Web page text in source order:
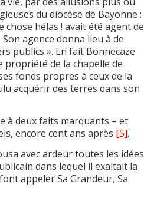
du diocèse de Bayonne :
chose hélas ! avait été agent de
agence donna lieu à de
publics ». En fait Bonnecaze
de la chapelle de
fonds propres à ceux de la
acquérir des terres dans son
à deux faits marquants – et
encore cent ans après [5].
avec ardeur toutes les
dans lequel il exaltait la
appeler Sa Grandeur, Sa